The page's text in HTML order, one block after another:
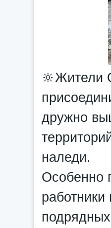
🔆Жители
дружно
наледи.
Особенно